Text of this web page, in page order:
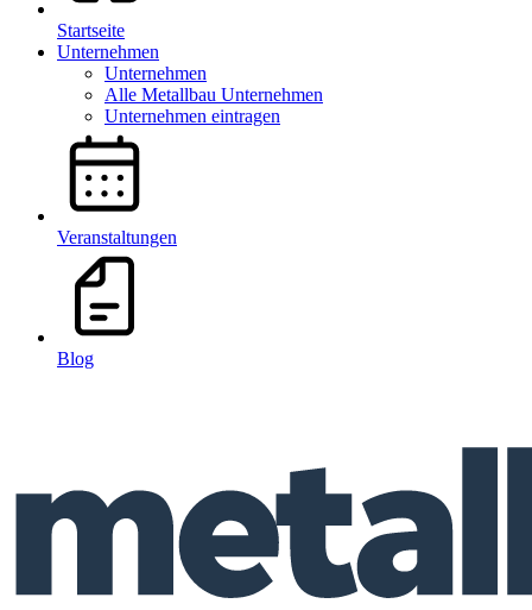
Startseite
Unternehmen
Unternehmen
Alle Metallbau Unternehmen
Unternehmen eintragen
Veranstaltungen
Blog